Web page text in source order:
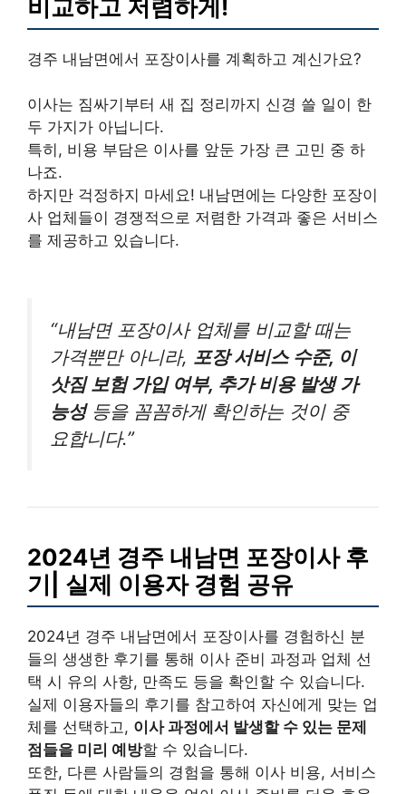
비교하고 저렴하게!
경주 내남면에서 포장이사를 계획하고 계신가요?
이사는 짐싸기부터 새 집 정리까지 신경 쓸 일이 한
두 가지가 아닙니다.
특히, 비용 부담은 이사를 앞둔 가장 큰 고민 중 하
나죠.
하지만 걱정하지 마세요! 내남면에는 다양한 포장이
사 업체들이 경쟁적으로 저렴한 가격과 좋은 서비스
를 제공하고 있습니다.
“내남면 포장이사 업체를 비교할 때는
가격뿐만 아니라, 포장 서비스 수준, 이
삿짐 보험 가입 여부, 추가 비용 발생 가
능성등을 꼼꼼하게 확인하는 것이 중
요합니다.”
2024년 경주 내남면 포장이사 후
기| 실제 이용자 경험 공유
2024년 경주 내남면에서 포장이사를 경험하신 분
들의 생생한 후기를 통해 이사 준비 과정과 업체 선
택 시 유의 사항, 만족도 등을 확인할 수 있습니다.
실제 이용자들의 후기를 참고하여 자신에게 맞는 업
체를 선택하고, 이사 과정에서 발생할 수 있는 문제
점들을 미리 예방할 수 있습니다.
또한, 다른 사람들의 경험을 통해 이사 비용, 서비스